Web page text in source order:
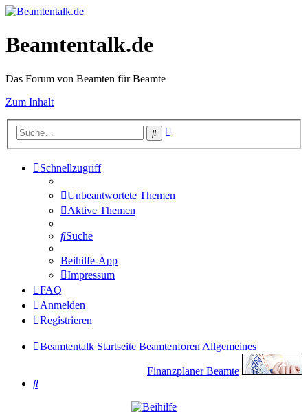
Beamtentalk.de
Das Forum von Beamten für Beamte
Zum Inhalt
Suche
Schnellzugriff
Unbeantwortete Themen
Aktive Themen
Suche
Beihilfe-App
Impressum
FAQ
Anmelden
Registrieren
Beamtentalk Startseite BeamtenforenAllgemeines
Finanzplaner Beamte
Suche